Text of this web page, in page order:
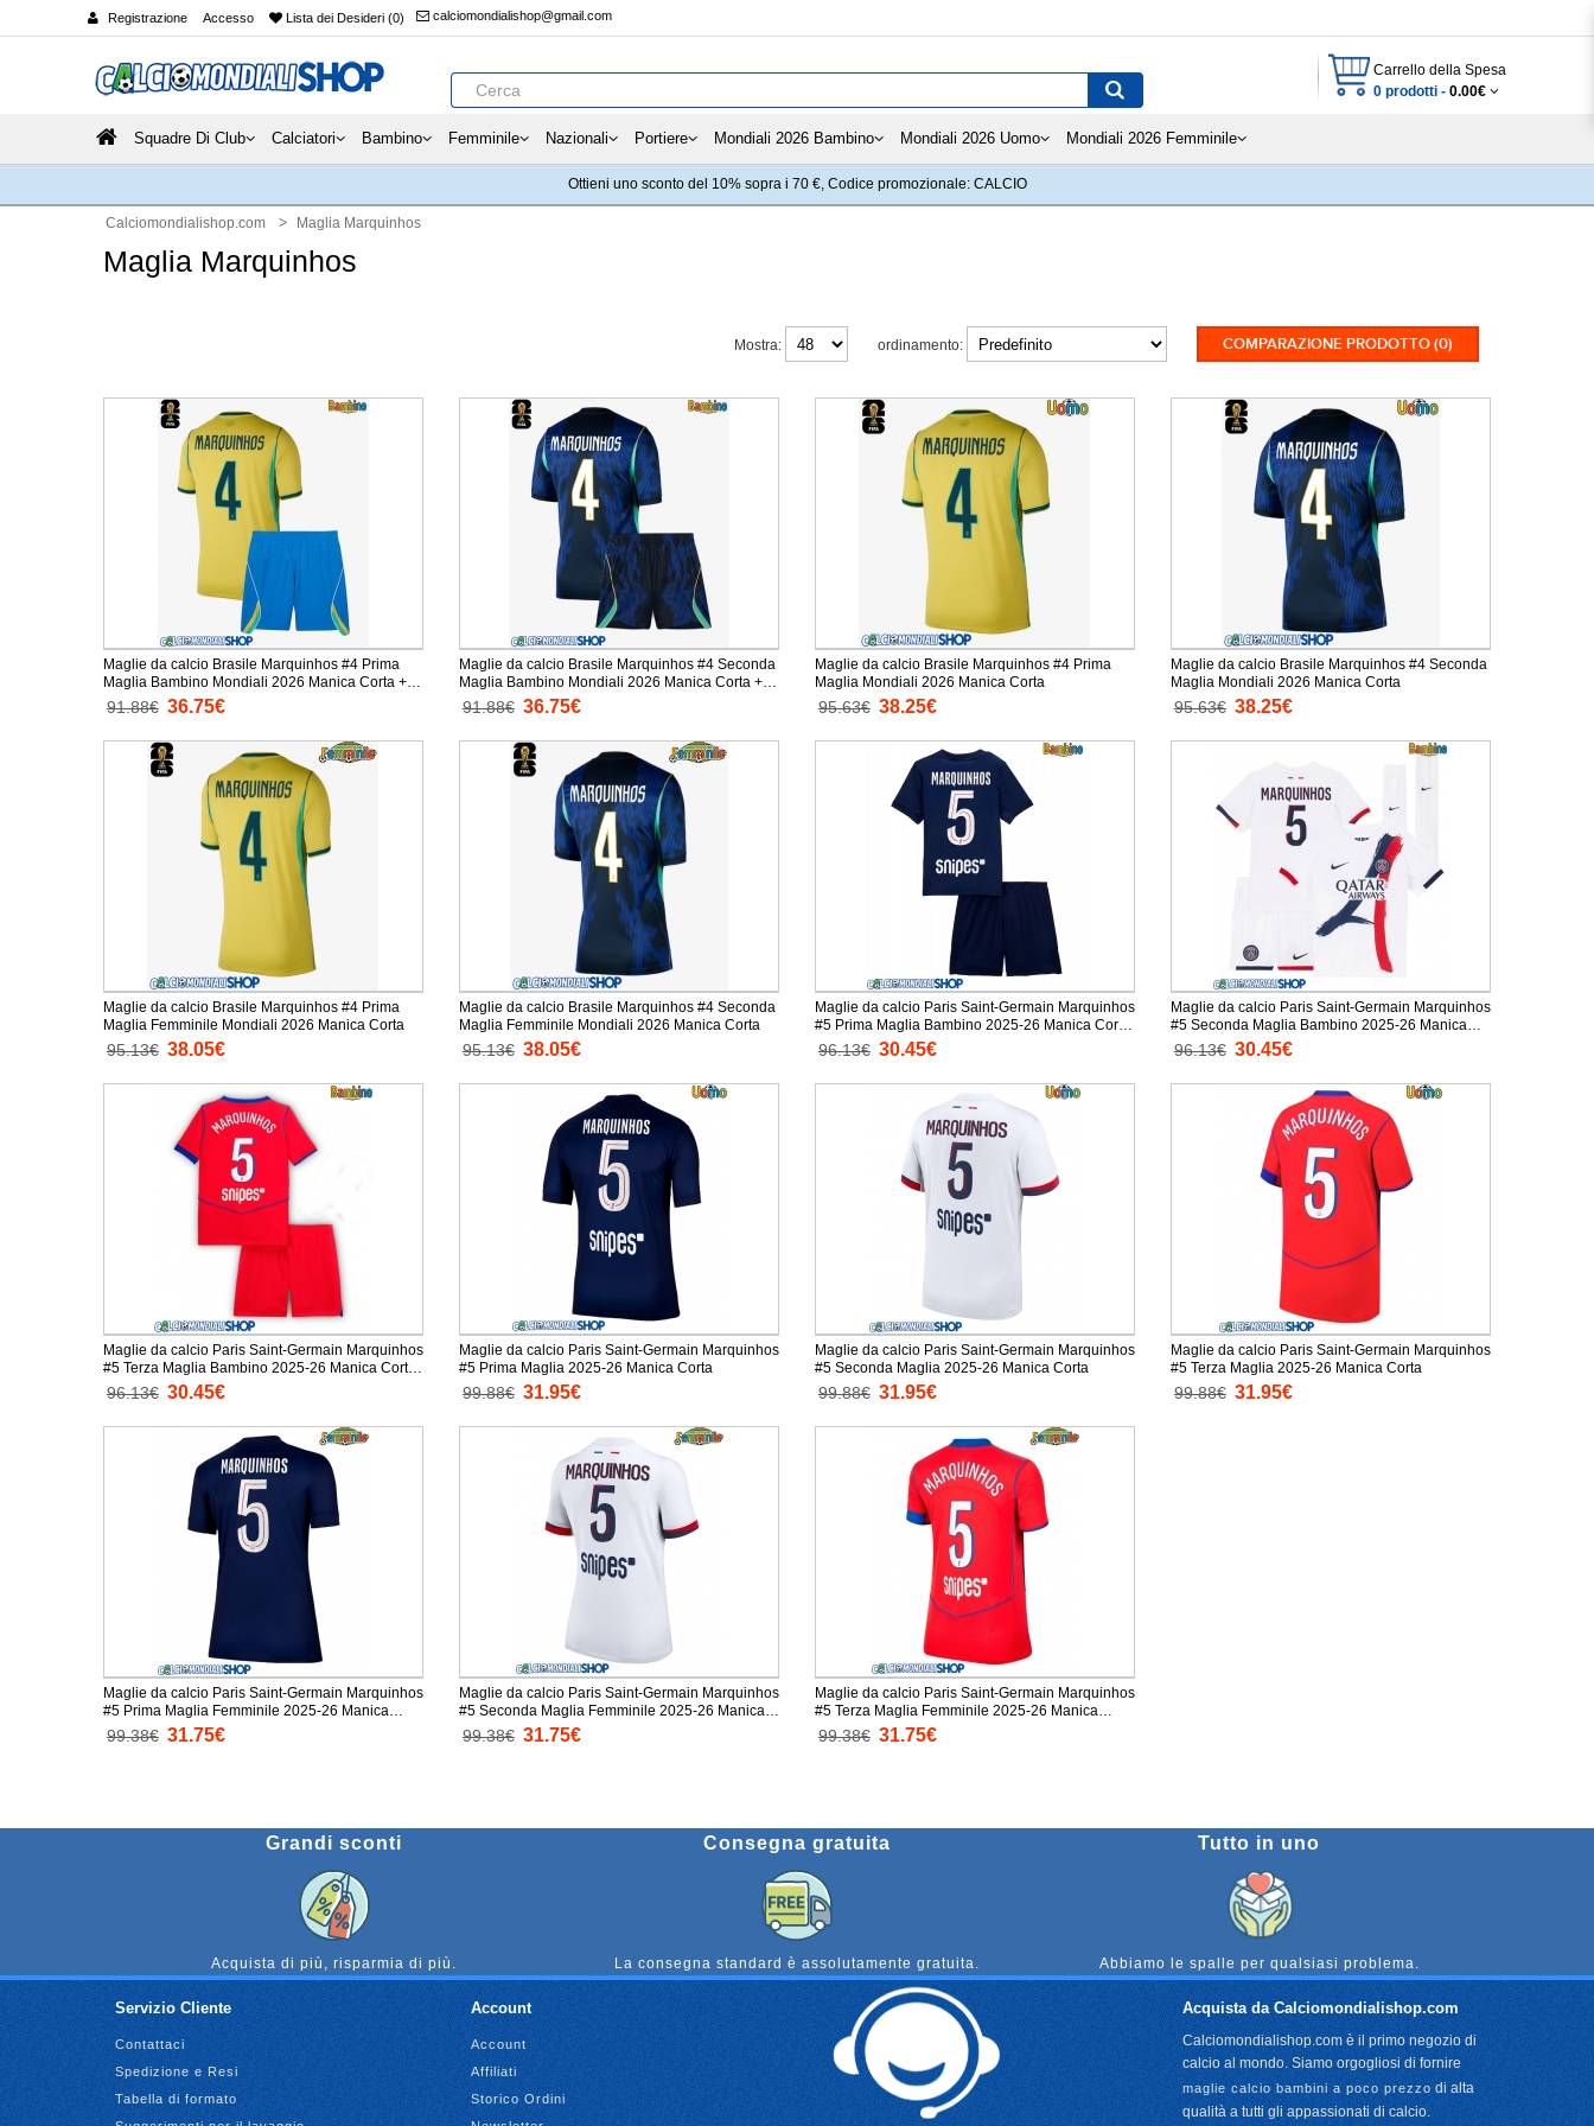
Registrazione Accesso Lista dei Desideri (0) calciomondialishop@gmail.com
Carrello della Spesa
0 prodotti - 0.00€
Squadre Di Club Calciatori Bambino Femminile Nazionali Portiere Mondiali 2026 Bambino Mondiali 2026 Uomo Mondiali 2026 Femminile
Ottieni uno sconto del 10% sopra i 70 €, Codice promozionale: CALCIO
Calciomondialishop.com Maglia Marquinhos
Maglia Marquinhos
COMPARAZIONE PRODOTTO (0)
ordinamento:
Mostra:
Maglie da calcio Brasile Marquinhos #4 Prima
Maglia Bambino Mondiali 2026 Manica Corta +
Pantaloni corti)
91.88€ 36.75€
Maglie da calcio Brasile Marquinhos #4 Seconda
Maglia Bambino Mondiali 2026 Manica Corta +
Pantaloni corti)
91.88€ 36.75€
Maglie da calcio Brasile Marquinhos #4 Prima
Maglia Mondiali 2026 Manica Corta
95.63€ 38.25€
Maglie da calcio Brasile Marquinhos #4 Seconda
Maglia Mondiali 2026 Manica Corta
95.63€ 38.25€
Maglie da calcio Brasile Marquinhos #4 Prima
Maglia Femminile Mondiali 2026 Manica Corta
95.13€ 38.05€
Maglie da calcio Brasile Marquinhos #4 Seconda
Maglia Femminile Mondiali 2026 Manica Corta
95.13€ 38.05€
Maglie da calcio Paris Saint-Germain Marquinhos
#5 Prima Maglia Bambino 2025-26 Manica Corta
+ Pantaloni corti)
96.13€ 30.45€
Maglie da calcio Paris Saint-Germain Marquinhos
#5 Seconda Maglia Bambino 2025-26 Manica
Corta + Pantaloni corti)
96.13€ 30.45€
Maglie da calcio Paris Saint-Germain Marquinhos
#5 Terza Maglia Bambino 2025-26 Manica Corta
+ Pantaloni corti)
96.13€ 30.45€
Maglie da calcio Paris Saint-Germain Marquinhos
#5 Prima Maglia 2025-26 Manica Corta
99.88€ 31.95€
Maglie da calcio Paris Saint-Germain Marquinhos
#5 Seconda Maglia 2025-26 Manica Corta
99.88€ 31.95€
Maglie da calcio Paris Saint-Germain Marquinhos
#5 Terza Maglia 2025-26 Manica Corta
99.88€ 31.95€
Maglie da calcio Paris Saint-Germain Marquinhos
#5 Prima Maglia Femminile 2025-26 Manica
Corta
99.38€ 31.75€
Maglie da calcio Paris Saint-Germain Marquinhos
#5 Seconda Maglia Femminile 2025-26 Manica
Corta
99.38€ 31.75€
Maglie da calcio Paris Saint-Germain Marquinhos
#5 Terza Maglia Femminile 2025-26 Manica
Corta
99.38€ 31.75€
Grandi sconti
Acquista di più, risparmia di più.
Consegna gratuita
La consegna standard è assolutamente gratuita.
Tutto in uno
Abbiamo le spalle per qualsiasi problema.
Servizio Cliente
Contattaci
Spedizione e Resi
Tabella di formato
Account
Account
Affiliati
Storico Ordini
Acquista da Calciomondialishop.com
Calciomondialishop.com è il primo negozio di
calcio al mondo. Siamo orgogliosi di fornire
maglie calcio bambini a poco prezzo di alta
qualità a tutti gli appassionati di calcio.